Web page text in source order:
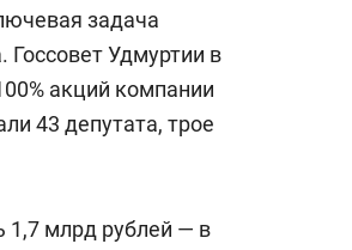
задача
Удмуртии в
акций компании
43 депутата, трое
1,7 млрд рублей — в